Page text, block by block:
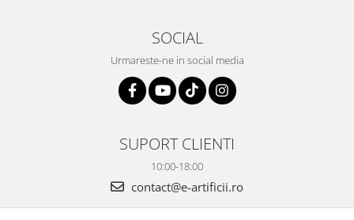
SOCIAL
Urmareste-ne in social media
SUPORT CLIENTI
10:00-18:00
contact@e-artificii.ro